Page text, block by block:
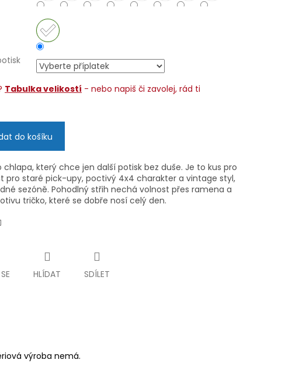
Tabulka velikostí - nebo napiš či zavolej, rád ti
do košíku
chlapa, který chce jen další potisk bez duše. Je to kus pro
pro staré pick-upy, poctivý 4x4 charakter a vintage styl,
sezóně. Pohodlný střih nechá volnost přes ramena a
tričko, které se dobře nosí celý den.
HLÍDAT SDÍLET
výroba nemá.